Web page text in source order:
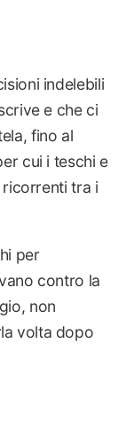
indelebili
e che ci
fino al
cui i teschi e
ricorrenti tra i
per
contro la
non
volta dopo